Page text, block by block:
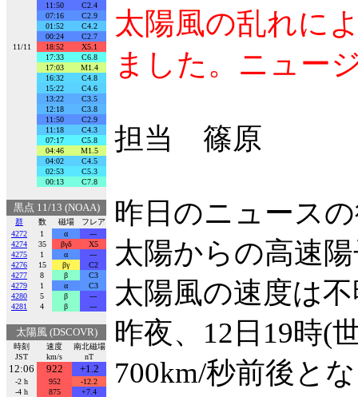
11:50
C2.4
07:16
C2.9
01:52
C4.2
00:24
C2.7
11/11
18:52
X5.1
17:33
C6.8
17:03
M1.4
16:32
C4.8
15:22
C4.6
13:22
C3.5
12:18
C3.8
11:50
C2.9
11:18
C4.3
07:17
C5.8
04:46
M1.5
04:02
C4.5
02:53
C5.3
00:13
C7.8
黒点 11/13 (NOAA)
群 数 磁場
フレア
4272
1 α
---
4274
35 βγδ
X5
4275
1 α
---
4276
15 βγ
C2
4277
8 β
C3
4279
1 α
C3
4280
5 β
---
4281
4 β ---
太陽風 (DSCOVR)
時刻
JST
速度
km/s
南北磁場
nT
12:06 922 +1.2
-2 h 952
-12.2
-4 h
875
+7.4
太陽風の乱れに
ました。ニュー
担当 篠原
昨日のニュース
太陽からの高速
太陽風の速度は
昨夜、12日19時(
700km/秒前後と